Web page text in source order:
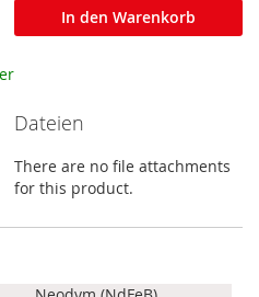
In den Warenkorb
Dateien
There are no file attachments
for this product.